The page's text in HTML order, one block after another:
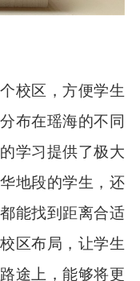
校区，方便学生
布在瑶海的不同
学习提供了极大
地段的学生，还
能找到距离合适
区布局，让学生
途上，能够将更